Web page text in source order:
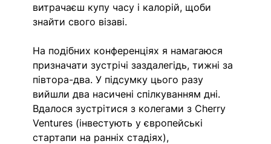
витрачаєш купу часу і калорій, щоби
знайти свого візаві.
На подібних конференціях я намагаюся
призначати зустрічі заздалегідь, тижні за
півтора-два. У підсумку цього разу
вийшли два насичені спілкуванням дні.
Вдалося зустрітися з колегами з Cherry
Ventures (інвестують у європейські
стартапи на ранніх стадіях),